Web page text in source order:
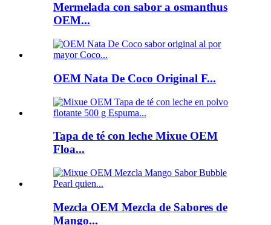
Mermelada con sabor a osmanthus
OEM...
OEM Nata De Coco Original F...
Tapa de té con leche Mixue OEM
Floa...
Mezcla OEM Mezcla de Sabores de
Mango...